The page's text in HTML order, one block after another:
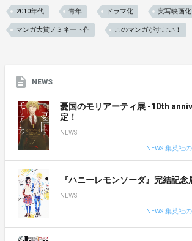
2010年代 青年 ドラマ化 実写映画化
マンガ大賞ノミネート作 このマンガがすごい！
NEWS
憂国のモリアーティ展 -10th
定！
NEWS
NEWS 集英社
『ハニーレモンソーダ』完結記念
NEWS
NEWS 集英社